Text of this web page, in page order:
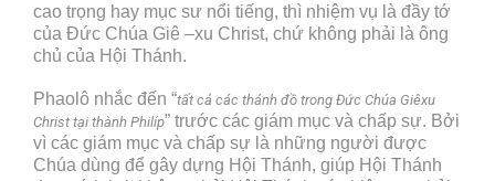
cao trọng hay mục sư nổi tiếng, thì nhiệm vụ là đầy tớ
của Đức Chúa Giê –xu Christ, chứ không phải là ông
chủ của Hội Thánh.
Phaolô nhắc đến “tất cả các thánh đồ trong Đức Chúa Giêxu
Christ tại thành Philíp” trước các giám mục và chấp sự. Bởi
vì các giám mục và chấp sự là những người được
Chúa dùng để gây dựng Hội Thánh, giúp Hội Thánh